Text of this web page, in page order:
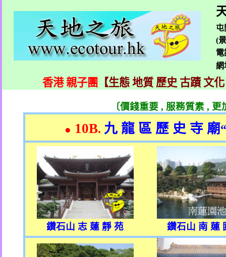
屯
(
電
香港 親子團 【生態 地質 歷史 古蹟 文
〔價錢重要, 服務質素, 更
● 10B. 九 龍 區 歷 史 寺 廟“
鑽石山 志 蓮 靜 苑 鑽石山 南 蓮